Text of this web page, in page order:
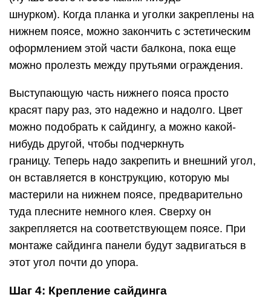
шнурком). Когда планка и уголки закреплены на
нижнем поясе, можно закончить с эстетическим
оформлением этой части балкона, пока еще
можно пролезть между прутьями ограждения.
Выступающую часть нижнего пояса просто
красят пару раз, это надежно и надолго. Цвет
можно подобрать к сайдингу, а можно какой-
нибудь другой, чтобы подчеркнуть
границу. Теперь надо закрепить и внешний угол,
он вставляется в конструкцию, которую мы
мастерили на нижнем поясе, предварительно
туда плесните немного клея. Сверху он
закрепляется на соответствующем поясе. При
монтаже сайдинга панели будут задвигаться в
этот угол почти до упора.
Шаг 4: Крепление сайдинга